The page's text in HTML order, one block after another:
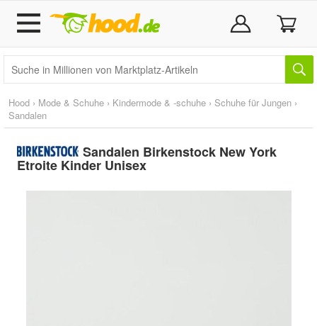
Hood › Mode & Schuhe › Kindermode & -schuhe › Schuhe für Jungen ›
Sandalen
Sandalen Birkenstock New York
Etroite Kinder Unisex